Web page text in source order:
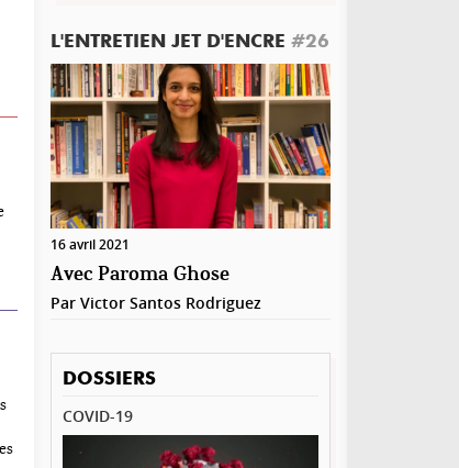
L'ENTRETIEN JET D'ENCRE #26
16 avril 2021
Avec Paroma Ghose
Par Victor Santos Rodriguez
DOSSIERS
COVID-19